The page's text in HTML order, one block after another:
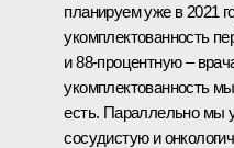
планируем уже в 2021
укомплектованность
и 88-процентную –
укомплектованность
есть. Параллельно мы
сосудистую и